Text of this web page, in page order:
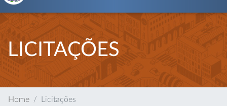
LICITAÇÕES
Home Licitações